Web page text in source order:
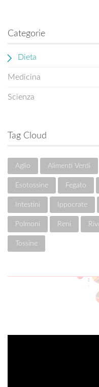
Categorie
Dieta
Medicina
Scienza
Tag Cloud
Aglio Alimenti Verdi
Esotossine Fegato
Intestini Ippocrate
Polmoni Reni
Tossine